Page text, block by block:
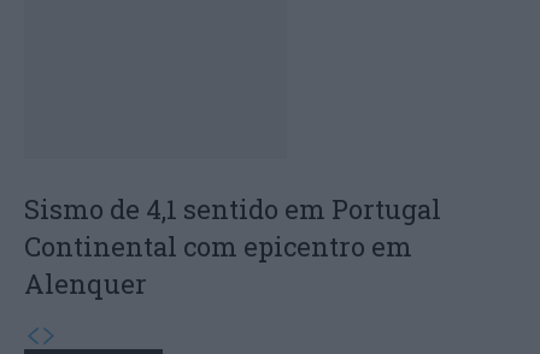
Sismo de 4,1 sentido em Portugal
Continental com epicentro em
Alenquer